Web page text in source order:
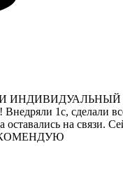
ИНДИВИДУАЛЬНЫЙ
1с, сделали
оставались на связи.